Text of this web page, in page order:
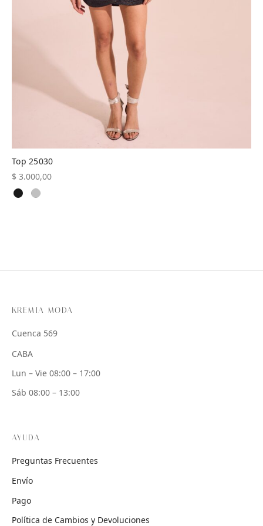
Top 25030
$ 3.000,00
KREMIA MODA
Cuenca 569
CABA
Lun – Vie 08:00 – 17:00
Sáb 08:00 – 13:00
AYUDA
Preguntas Frecuentes
Envío
Pago
Política de Cambios y Devoluciones